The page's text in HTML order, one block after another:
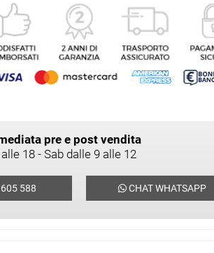
pre e post vendita
18 - Sab dalle 9 alle 12
588 CHAT WHATSAPP